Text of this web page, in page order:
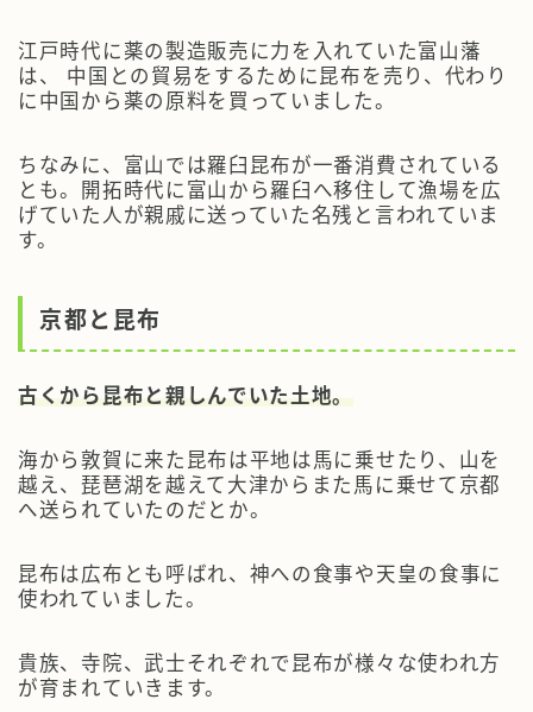
江戸時代に薬の製造販売に力を入れていた富山藩
は、 中国との貿易をするために昆布を売り、代わり
に中国から薬の原料を買っていました。
ちなみに、富山では羅臼昆布が一番消費されている
とも。開拓時代に富山から羅臼へ移住して漁場を広
げていた人が親戚に送っていた名残と言われていま
す。
京都と昆布
古くから昆布と親しんでいた土地。
海から敦賀に来た昆布は平地は馬に乗せたり、山を
越え、琵琶湖を越えて大津からまた馬に乗せて京都
へ送られていたのだとか。
昆布は広布とも呼ばれ、神への食事や天皇の食事に
使われていました。
貴族、寺院、武士それぞれで昆布が様々な使われ方
が育まれていきます。